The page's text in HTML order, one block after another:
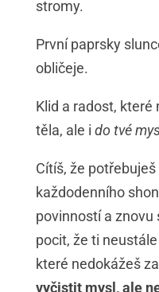
stromy.
První paprsky
obličeje.
Klid a radost, které
těla, ale i do tvé
Cítíš, že
každodenního
povinností a znovu
pocit, že ti
které nedokážeš
vyčistit mysl, ale